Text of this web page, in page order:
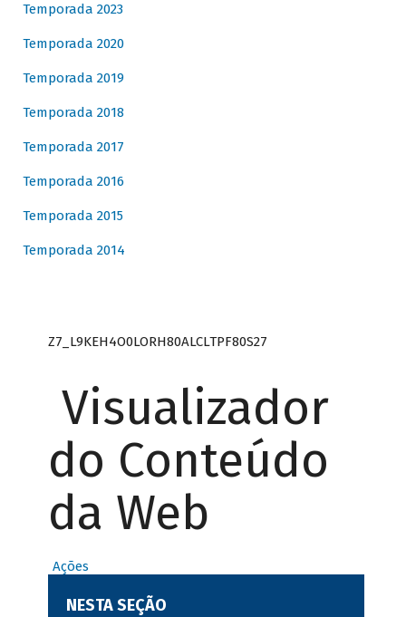
Temporada 2023
Temporada 2020
Temporada 2019
Temporada 2018
Temporada 2017
Temporada 2016
Temporada 2015
Temporada 2014
Z7_L9KEH4O0LORH80ALCLTPF80S27
Visualizador
do Conteúdo
da Web
Ações
NESTA SEÇÃO